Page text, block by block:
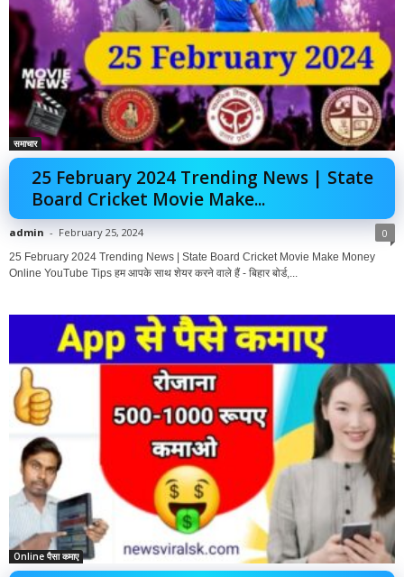
समाचार
25 February 2024 Trending News | State
Board Cricket Movie Make...
admin - February 25, 2024 0
25 February 2024 Trending News | State Board Cricket Movie Make Money
Online YouTube Tips हम आपके साथ शेयर करने वाले हैं - बिहार बोर्ड,...
Online पैसा कमाए